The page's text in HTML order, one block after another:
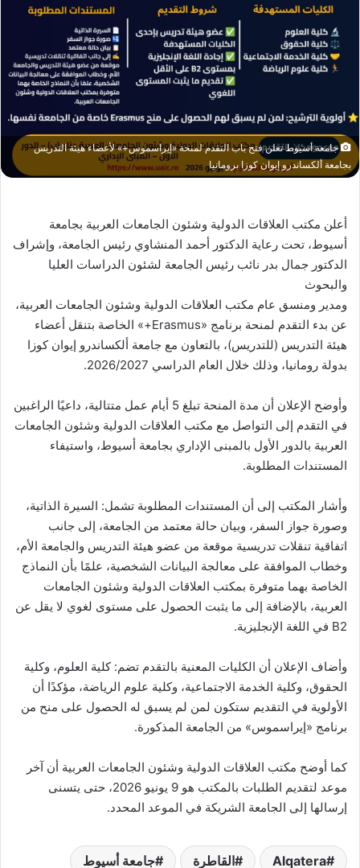
جامعة أسيوط تعلن فتح باب التقدم لمنحة «إيراسموس+» لأعضاء هيئة التدريس
بجامعة ألكساندرو إيوان كوزا برومانيا
أعلن مكتب العلاقات الدولية وشئون الجامعات العربية بجامعة
أسيوط، تحت رعاية الدكتور أحمد المنشاوي رئيس الجامعة، وإشراف
الدكتور جمال بدر نائب رئيس الجامعة لشئون الدراسات العليا
والبحوث
ومدير ومنسق عام مكتب العلاقات الدولية وشئون الجامعات العربية،
عن بدء التقدم لمنحة برنامج «Erasmus+» الخاصة بتنقل أعضاء
هيئة التدريس (للتدريس)، بالتعاون مع جامعة ألكساندرو إيوان كوزا
بدولة رومانيا، وذلك خلال العام الدراسي 2026/2027.
وأوضح الإعلان أن مدة المنحة تبلغ 5 أيام عمل متتالية، داعيًا الراغبين
في التقدم إلى التواصل مع مكتب العلاقات الدولية وشئون الجامعات
العربية بالدور الأول بالمبنى الإداري بجامعة أسيوط، واستيفاء
المستندات المطلوبة.
وأشار المكتب إلى أن المستندات المطلوبة تشمل: السيرة الذاتية،
وصورة جواز السفر، وبيان حالة معتمد من الجامعة، إلى جانب
اتفاقية تنقلات تدريسية موقعة من عضو هيئة التدريس والجامعة الأم،
وخطاب الموافقة على معالجة البيانات الشخصية، علمًا بأن النماذج
الخاصة بهما متوفرة بمكتب العلاقات الدولية وشئون الجامعات
العربية، بالإضافة إلى ما يثبت الحصول على مستوى لغوي لا يقل عن
B2 في اللغة الإنجليزية.
وأضاف الإعلان أن الكليات المعنية بالتقدم تضم: كلية العلوم، وكلية
الحقوق، وكلية الخدمة الاجتماعية، وكلية علوم الرياضة، مؤكدًا أن
الأولوية في التقديم ستكون لمن لم يسبق له الحصول على منح من
برنامج «إيراسموس» من الجامعة المذكورة.
كما أوضح مكتب العلاقات الدولية وشئون الجامعات العربية أن آخر
موعد لتقديم الطلبات بالمكتب هو 9 يونيو 2026، حتى يتسنى
إرسالها إلى الجامعة الشريكة في الموعد المحدد.
Alqatera القاطرة جامعة أسيوط